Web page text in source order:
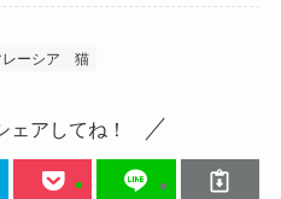
レーシア 猫
ェアしてね！